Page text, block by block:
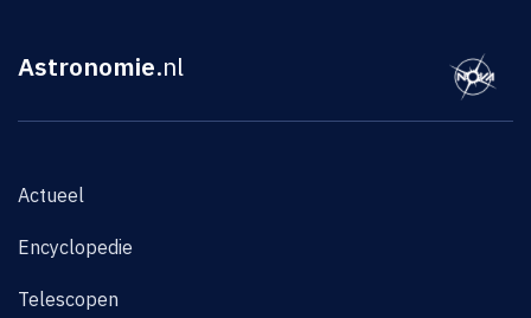
Astronomie.nl
Actueel
Encyclopedie
Telescopen